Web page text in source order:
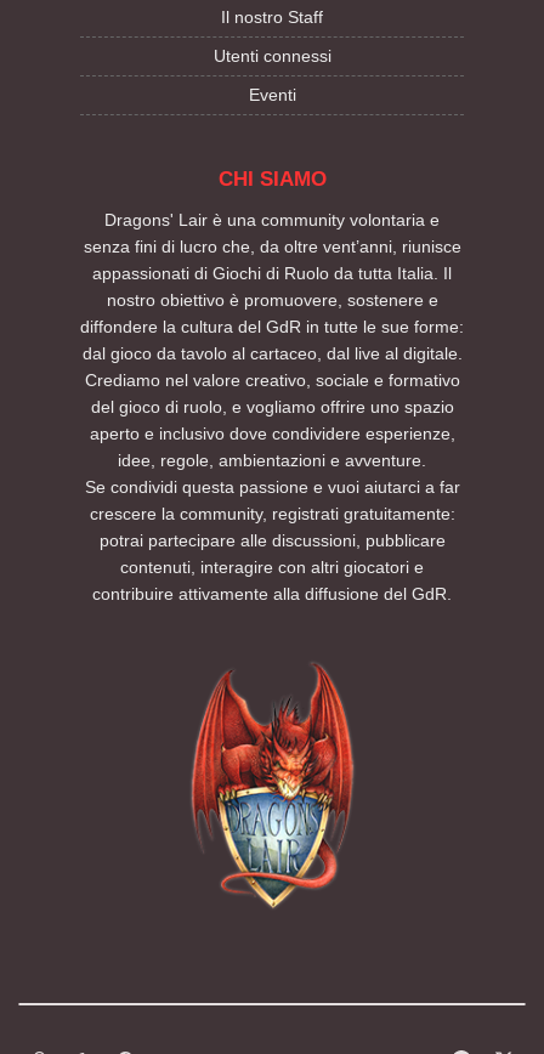
Il nostro Staff
Utenti connessi
Eventi
CHI SIAMO
Dragons' Lair è una community volontaria e
senza fini di lucro che, da oltre vent’anni, riunisce
appassionati di Giochi di Ruolo da tutta Italia. Il
nostro obiettivo è promuovere, sostenere e
diffondere la cultura del GdR in tutte le sue forme:
dal gioco da tavolo al cartaceo, dal live al digitale.
Crediamo nel valore creativo, sociale e formativo
del gioco di ruolo, e vogliamo offrire uno spazio
aperto e inclusivo dove condividere esperienze,
idee, regole, ambientazioni e avventure.
Se condividi questa passione e vuoi aiutarci a far
crescere la community, registrati gratuitamente:
potrai partecipare alle discussioni, pubblicare
contenuti, interagire con altri giocatori e
contribuire attivamente alla diffusione del GdR.
Modalità chiara
Modalità scuraSegui la preferenza del sistema